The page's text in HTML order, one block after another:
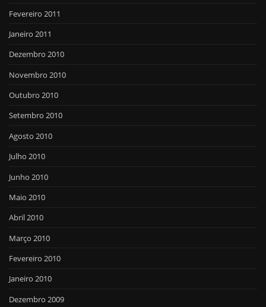
Fevereiro 2011
Janeiro 2011
Dezembro 2010
Novembro 2010
Outubro 2010
Setembro 2010
Agosto 2010
Julho 2010
Junho 2010
Maio 2010
Abril 2010
Março 2010
Fevereiro 2010
Janeiro 2010
Dezembro 2009